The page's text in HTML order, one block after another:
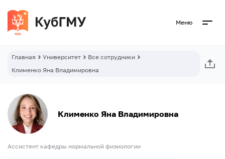
Меню
Главная Университет
Все сотрудники
Клименко Яна Владимировна
Клименко Яна Владимировна
Ассистент кафедры нормальной физиологии